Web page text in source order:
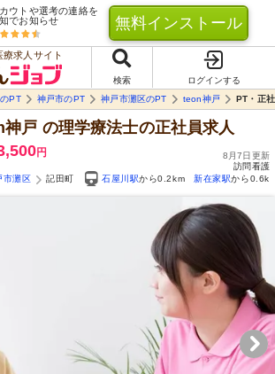
ウトや選考の連絡を
でお知らせ
無料インストール
療求人サイト
検索
ログインする
PT 神戸市のPT 神戸市灘区のPT teon神戸 PT・正
神戸 の理学療法士の正社員求人
円
8月7日更新
訪問看護
市灘区 記田町 石屋川駅から0.2km 新在家駅から